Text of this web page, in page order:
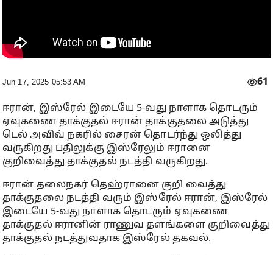
Jun 17, 2025 05:53 AM 61
ஈரான், இஸ்ரேல் இடையே 5-வது நாளாக தொடரும்
ஏவுகணை தாக்குதல் ஈரான் தாக்குதலை அடுத்து
டெல் அவிவ் நகரில் சைரன் தொடர்ந்து ஒலித்து
வருகிறது பதிலுக்கு இஸ்ரேலும் ஈரானை
குறிவைத்து தாக்குதல் நடத்தி வருகிறது.
ஈரான் தலைநகர் தெஹ்ரானை குறி வைத்து
தாக்குதலை நடத்தி வரும் இஸ்ரேல் ஈரான், இஸ்ரேல்
இடையே 5-வது நாளாக தொடரும் ஏவுகணை
தாக்குதல் ஈரானின் ராணுவ தளங்களை குறிவைத்து
தாக்குதல் நடத்துவதாக இஸ்ரேல் தகவல்.